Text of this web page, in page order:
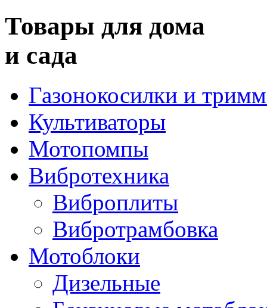
Товары для дома
и сада
Газонокосилки и
Культиваторы
Мотопомпы
Вибротехника
Виброплиты
Вибротрамбовка
Мотоблоки
Дизельные